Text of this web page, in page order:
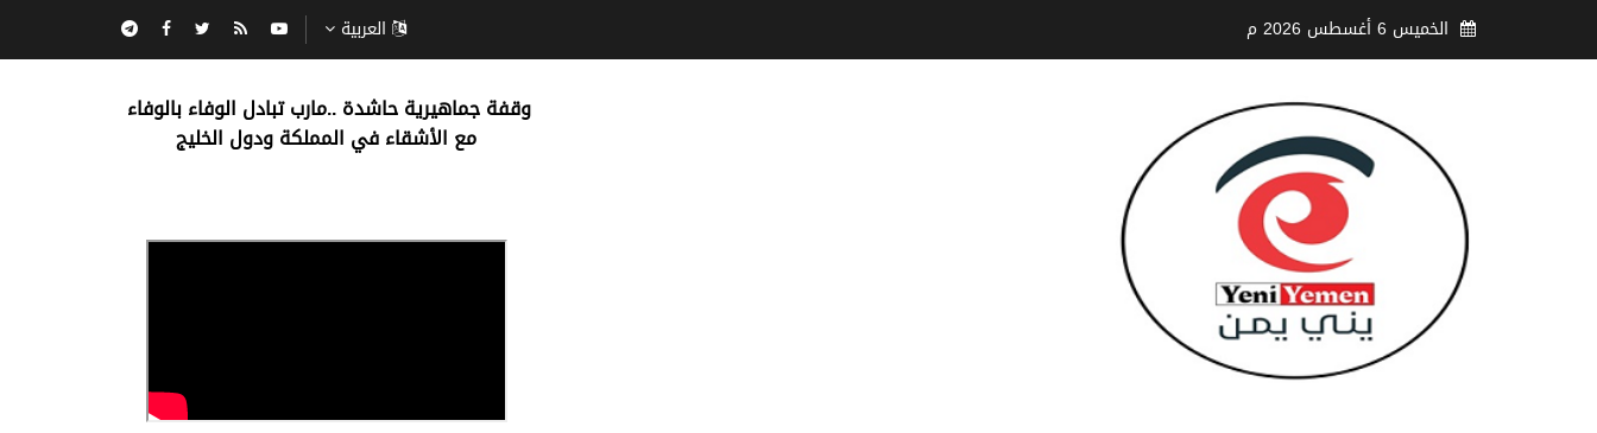
الخميس 6 أغسطس 2026 م العربية
‏وقفة جماهيرية حاشدة ..مارب ‏تبادل الوفاء بالوفاء ‏
مع الأشقاء في المملكة ودول الخليج